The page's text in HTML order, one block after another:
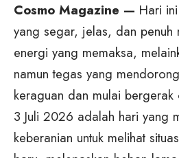
Cosmo Magazine — Hari
yang segar, jelas, dan penuh
energi yang memaksa,
namun tegas yang
keraguan dan mulai
3 Juli 2026 adalah hari yang
keberanian untuk melihat